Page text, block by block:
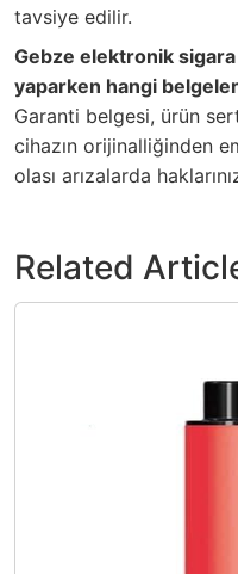
tavsiye edilir.
Gebze elektronik sigara
yaparken hangi
Garanti belgesi, ürün
cihazın orijinalliğinden
olası arızalarda
Related